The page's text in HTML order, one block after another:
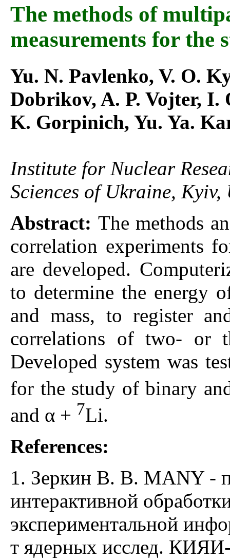
The methods of
measurements for the
Yu. N. Pavlenko, V. O.
Dobrikov, A. P. Vojter, I.
K. Gorpinich, Yu. Ya.
Institute for Nuclear
Sciences of Ukraine, Kyiv,
Abstract: The methods
correlation experiments
are developed.
to determine the energy
and mass, to register
correlations of two- or
Developed system was
for the study of binary
and α + 7Li.
References:
1. Зеркин В. В. MANY -
интерактивной
экспериментальной
т ядерных исслед.